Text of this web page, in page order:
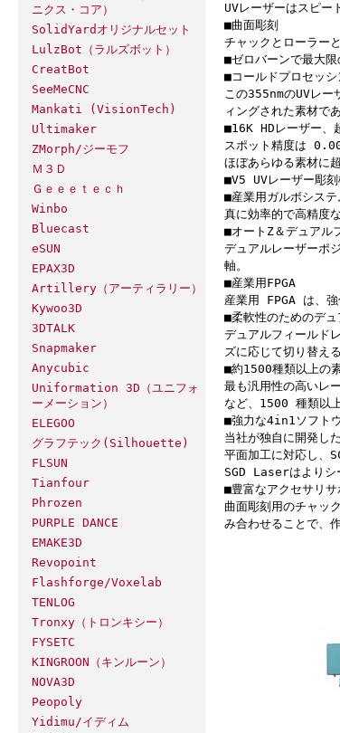
ニクス・コア）
SolidYardオリジナルセット
LulzBot（ラルズボット）
CreatBot
SeeMeCNC
Mankati (VisionTech)
Ultimaker
ZMorph/ジーモフ
Ｍ３Ｄ
Ｇｅｅｅｔｅｃｈ
Winbo
Bluecast
eSUN
EPAX3D
Artillery（アーティラリー）
Kywoo3D
3DTALK
Snapmaker
Anycubic
Uniformation 3D（ユニフォ
ーメーション）
ELEGOO
グラフテック(Silhouette)
FLSUN
Tianfour
Phrozen
PURPLE DANCE
EMAKE3D
Revopoint
Flashforge/Voxelab
TENLOG
Tronxy（トロンキシー）
FYSETC
KINGROON（キンルーン）
NOVA3D
Peopoly
Yidimu/イディム
UVレーザーはスピー
■曲面彫刻
チャックとローラー
■ゼロバーンで最大
■コールドプロセッ
この355nmのUVレ
ィングされた素材で
■16K HDレーザー、
スポット精度は
ほぼあらゆる素材に
■V5 UVレーザー彫刻
■産業用ガルボシス
真に効率的で高精度
■オートZ＆デュアル
デュアルレーザーポ
軸。
■産業用FPGA
産業用 FPGA は、強
■柔軟性のためのデ
デュアルフィール
ズに応じて切り替え
■約1500種類以上の
最も汎用性の高いレ
など、1500 種類以
■強力な4in1ソフト
当社が独自に開発し
平面加工に対応し、
SGD Laserはよりシ
■豊富なアクセサリサ
曲面彫刻用のチャッ
み合わせることで、